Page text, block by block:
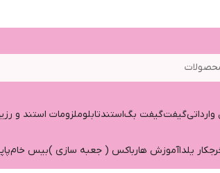
گیفتگیفت بگاستندتابلوملزومات استند و
یلداآموزش هارباکس ( جعبه سازی )بیس خام